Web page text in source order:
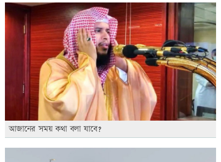
আজানের সময় কথা বলা যাবে?